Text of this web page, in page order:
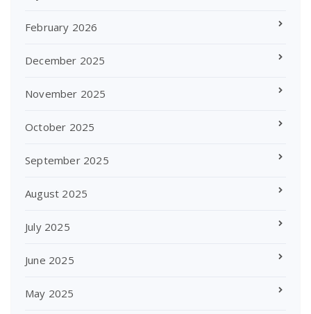
February 2026
December 2025
November 2025
October 2025
September 2025
August 2025
July 2025
June 2025
May 2025